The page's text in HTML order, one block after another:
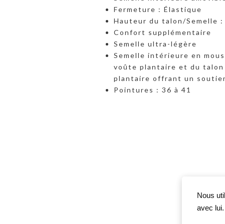
Fermeture : Élastique
Hauteur du talon/Semelle :
Confort supplémentaire
Semelle ultra-légère
Semelle intérieure en
voûte plantaire et du
plantaire offrant un
Pointures : 36 à 41
Nous
avec